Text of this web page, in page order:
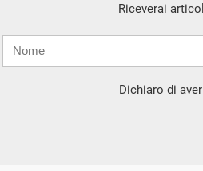
Riceverai
mail
Dichiaro di